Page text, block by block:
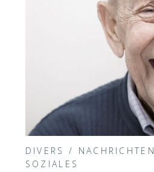
DIVERS / NACHRICHTEN
SOZIALES